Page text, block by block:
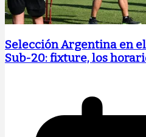
Selección Argentina en
Sub-20: fixture, los